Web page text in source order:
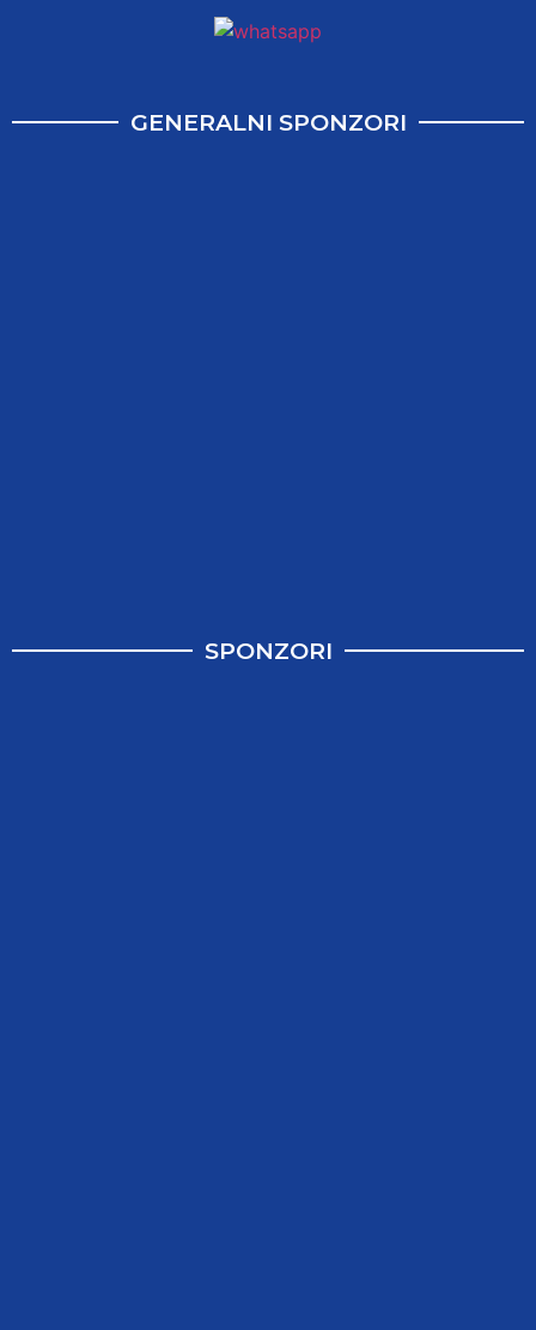
GENERALNI SPONZORI
SPONZORI